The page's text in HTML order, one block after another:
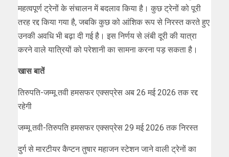
महत्वपूर्ण ट्रेनों के संचालन में बदलाव किया है। कुछ ट्रेनों को पूरी
तरह रद्द किया गया है, जबकि कुछ को आंशिक रूप से निरस्त करते हुए
उनकी अवधि भी बढ़ा दी गई है। इस निर्णय से लंबी दूरी की यात्रा
करने वाले यात्रियों को परेशानी का सामना करना पड़ सकता है।
खास बातें
तिरुपति-जम्मू तवी हमसफर एक्सप्रेस अब 26 मई 2026 तक रद्द
रहेगी
जम्मू तवी-तिरुपति हमसफर एक्सप्रेस 29 मई 2026 तक निरस्त
दुर्ग से मारटीयर कैप्टन तुषार महाजन स्टेशन जाने वाली ट्रेनों का